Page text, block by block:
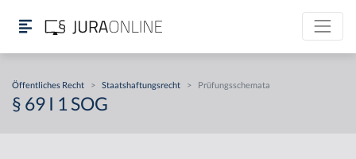
Öffentliches Recht > Staatshaftungsrecht > Prüfungsschemata
§ 69 I 1 SOG